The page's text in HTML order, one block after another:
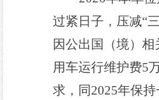
过紧日子，压减“
因公出国（境） 相
用车运行维护费5
求，同2025年保持